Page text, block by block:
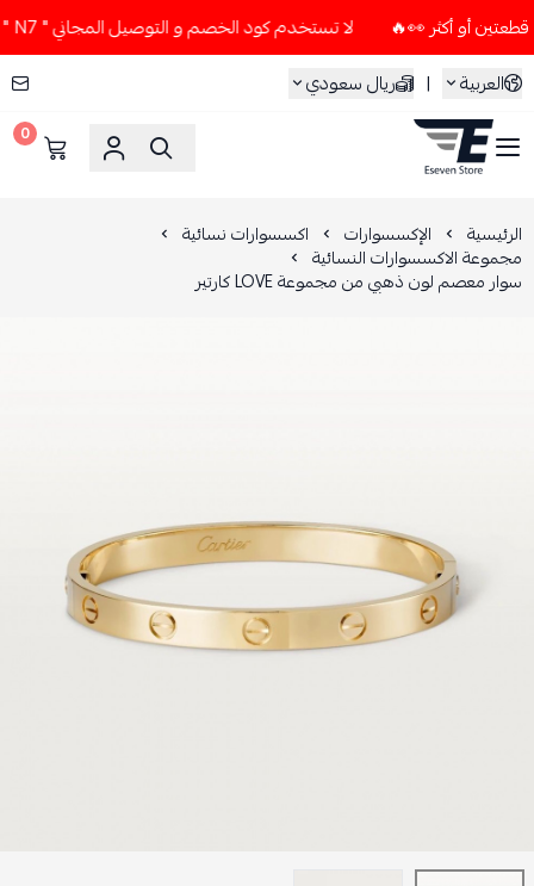
لا تستخدم كود الخصم و التوصيل المجاني " N7 " إلا إذا طلبت قطعتين أو أكثر 👀🔥
العربية
| ريال سعودي
ESEVEN STORE
0
الرئيسية الإكسسوارات اكسسوارات نسائية
مجموعة الاكسسوارات النسائية
سوار معصم لون ذهبي من مجموعة LOVE كارتير